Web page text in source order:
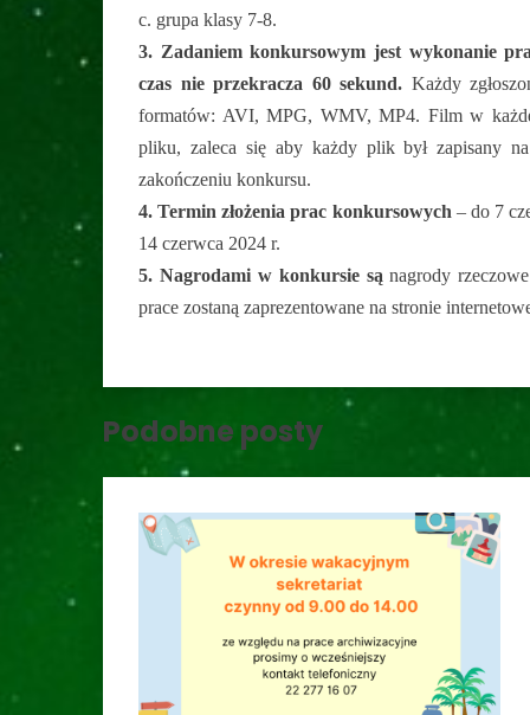
c. grupa klasy 7-8.
3. Zadaniem konkursowym jest wykonanie
czas nie przekracza 60 sekund. Każdy
formatów: AVI, MPG, WMV, MP4. Film w
pliku, zaleca się aby każdy plik był zapisany
zakończeniu konkursu.
4. Termin złożenia prac konkursowych– do 7
14 czerwca 2024 r.
5. Nagrodami w konkursie sąnagrody
prace zostaną zaprezentowane na stronie
Podobne posty